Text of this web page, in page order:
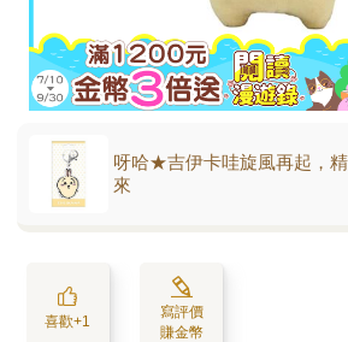
呀哈★吉伊卡哇旋風再起，
來
喜歡+1
寫評價
賺金幣